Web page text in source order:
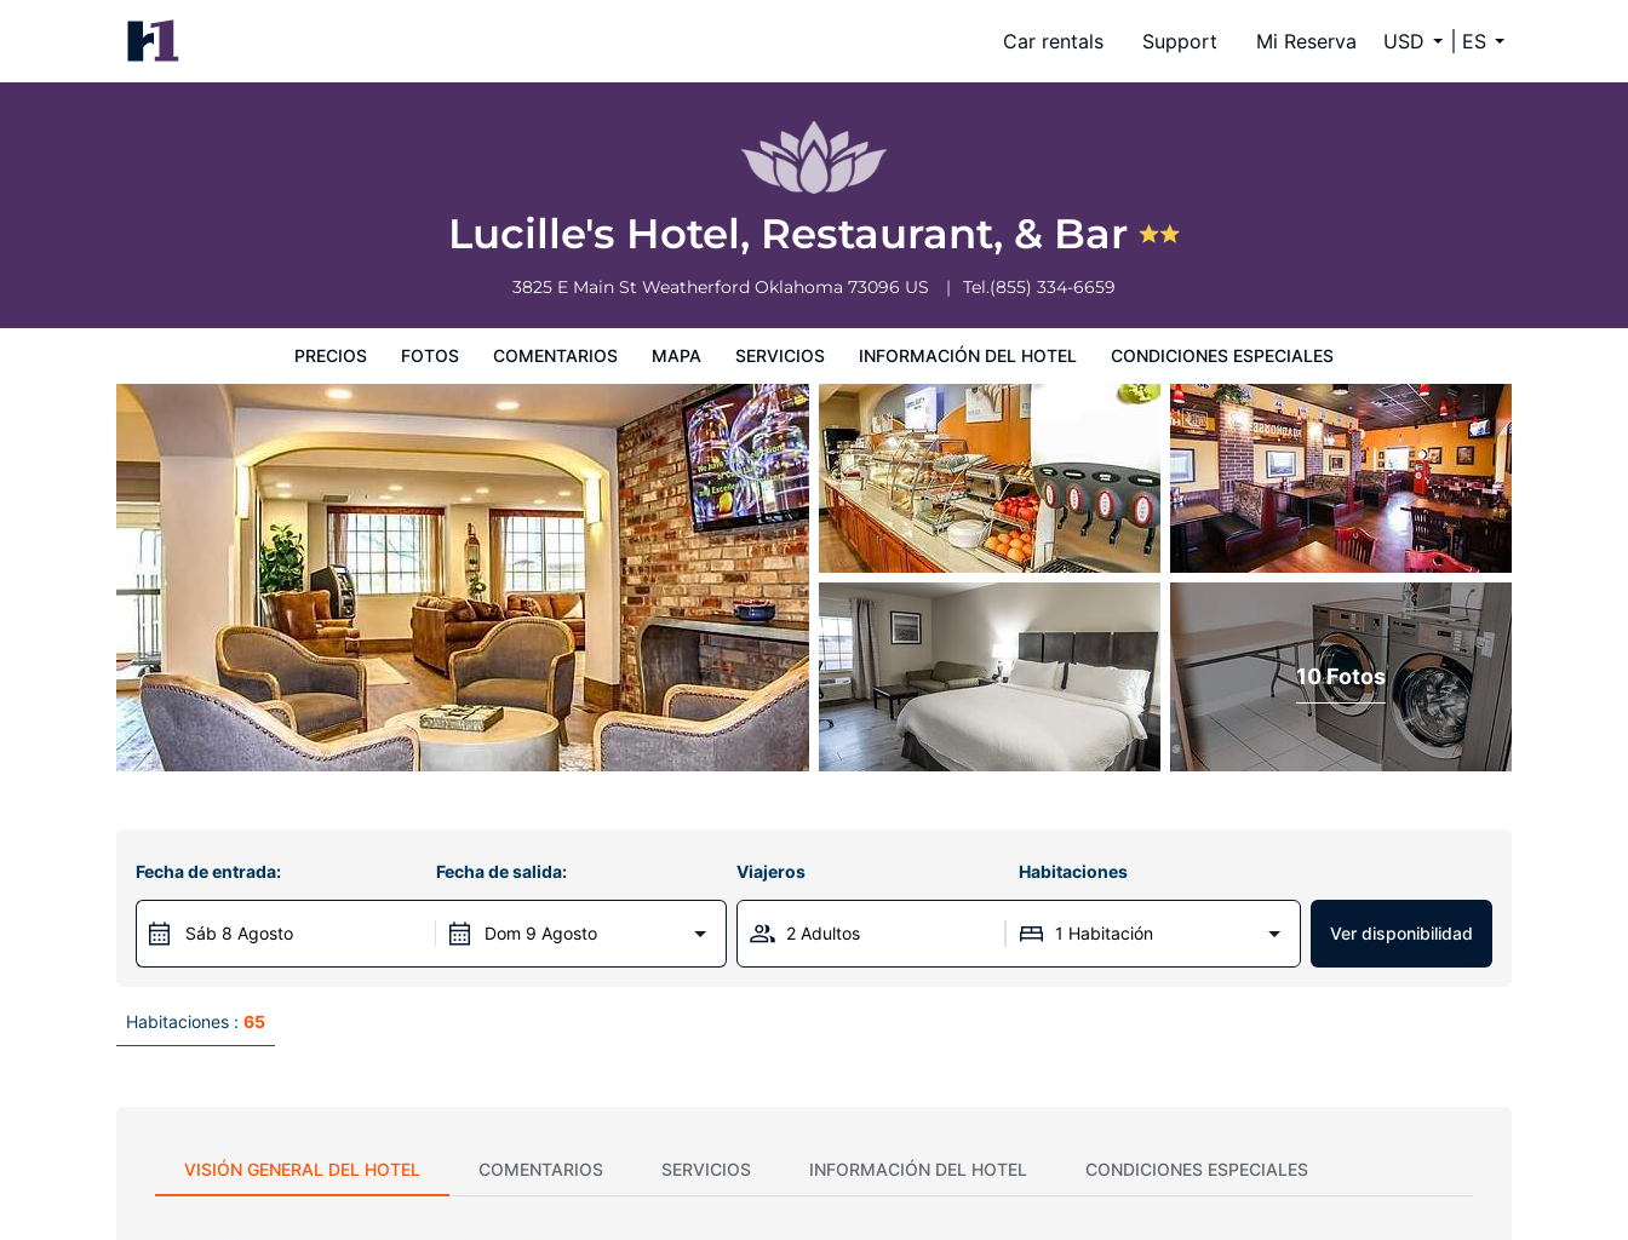
Car rentals Support Mi Reserva USD ES
Lucille's Hotel, Restaurant, & Bar
3825 E Main St Weatherford Oklahoma 73096 US Tel.(855) 334-6659
PRECIOS FOTOS COMENTARIOS MAPA SERVICIOS INFORMACIÓN DEL HOTEL CONDICIONES ESPECIALES
Lucille's Hotel, Restaurant, & Bar
Precios
10 Fotos
Fecha de entrada:
Sáb 8 Agosto
Fecha de salida:
Dom 9 Agosto
Viajeros Habitaciones
2 Adultos 1 Habitación Ver disponibilidad
Habitaciones : 65
VISIÓN GENERAL DEL HOTEL COMENTARIOS SERVICIOS INFORMACIÓN DEL HOTEL CONDICIONES ESPECIALES